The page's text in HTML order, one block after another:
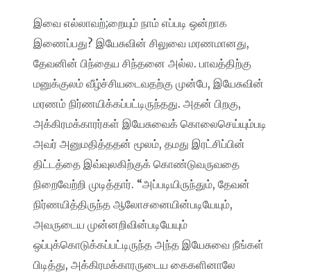
இவை எல்லாவற்;றையும் நாம் எப்படி ஒன்றாக
இணைப்பது? இயேசுவின் சிலுவை மரணமானது,
தேவனின் பிந்தைய சிந்தனை அல்ல. பாவத்திற்கு
மனுக்குலம் வீழ்ச்சியடைவதற்கு முன்பே, இயேசுவின்
மரணம் நிர்ணயிக்கப்பட்டிருந்தது. அதன் பிறகு,
அக்கிரமக்காரர்கள் இயேசுவைக் கொலைசெய்யும்படி
அவர் அனுமதித்ததன் மூலம், தமது இரட்சிப்பின்
திட்டத்தை இவ்வுலகிற்குக் கொண்டுவருவதை
நிறைவேற்றி முடித்தார். “அப்படியிருந்தும், தேவன்
நிர்ணயித்திருந்த ஆலோசனையின்படியேயும்,
அவருடைய முன்னறிவின்படியேயும்
ஒப்புக்கொடுக்கப்பட்டிருந்த அந்த இயேசுவை நீங்கள்
பிடித்து, அக்கிரமக்காரருடைய கைகளினாலே